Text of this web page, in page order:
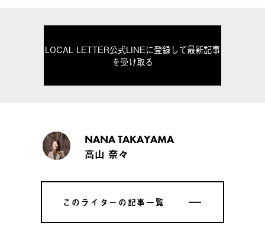
LOCAL LETTER公式LINEに登録して最新記事
を受け取る
NANA TAKAYAMA
高山 奈々
このライターの記事一覧
このライターの記事一覧